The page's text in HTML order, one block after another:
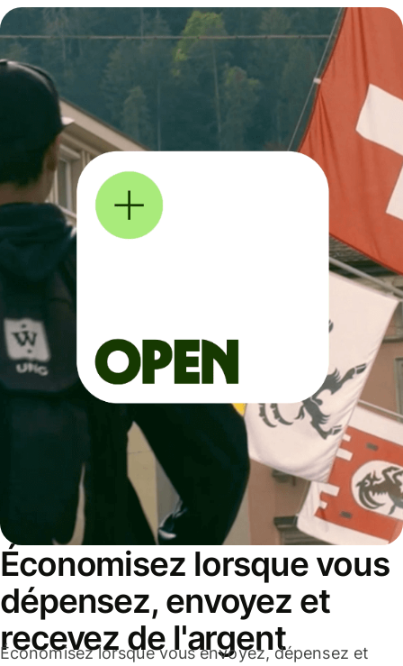
Économisez lorsque vous
dépensez, envoyez et
recevez de l'argent
Économisez lorsque vous envoyez, dépensez et